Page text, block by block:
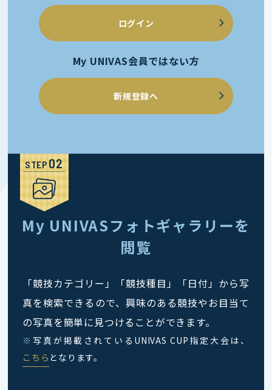
ログイン
My UNIVAS会員ではない方
新規登録へ
STEP
My UNIVASフォトギャラリーを
閲覧
「競技カテゴリー」「競技種目」「日付」から写
真を検索できるので、興味のある競技やお目当て
の写真を簡単に見つけることができます。
※ 写真が掲載されているUNIVAS CUP指定大会は、
こちら となります。